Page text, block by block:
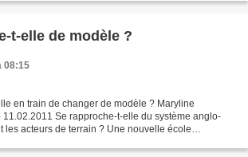
t-elle de modèle ?
08:15
en train de changer de modèle ? Maryline
11.02.2011 Se rapproche-t-elle du système anglo-
les acteurs de terrain ? Une nouvelle école